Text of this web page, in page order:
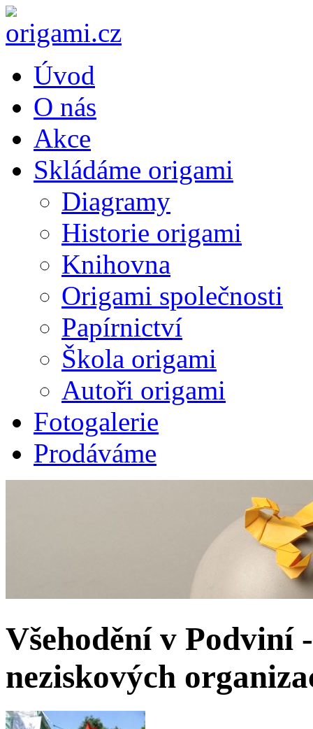
Úvod
O nás
Akce
Skládáme origami
Diagramy
Historie origami
Knihovna
Origami společnosti
Papírnictví
Škola origami
Autoři origami
Fotogalerie
Prodáváme
Všehodění v Podviní
neziskových